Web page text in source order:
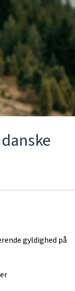
gyldighed på